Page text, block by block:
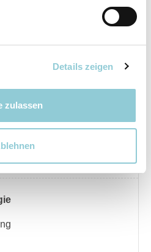
Details zeigen
zulassen